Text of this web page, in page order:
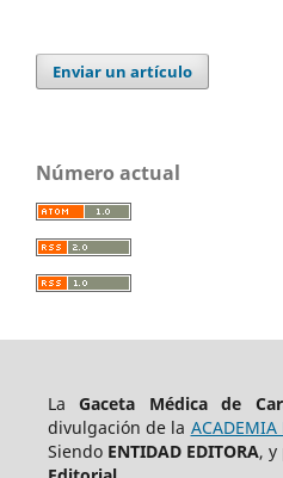
Enviar un artículo
Número actual
LaGaceta Médica de
divulgación de la
Siendo ENTIDAD EDITORA, y